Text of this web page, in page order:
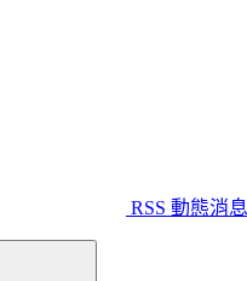
RSS 動態消息